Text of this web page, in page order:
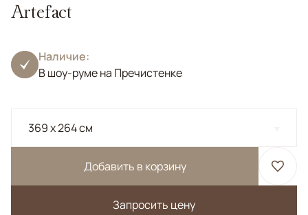
Artefact
Наличие:
В шоу-руме на Пречистенке
369 x 264 см
Добавить в корзину
Запросить цену